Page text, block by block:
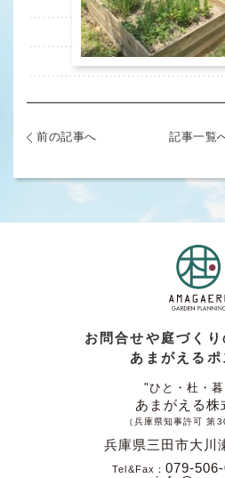
前の記事へ 記事一覧
お問合せや庭づくり
あまがえるポ
"ひと・杜・
あまがえる株
（兵庫県知事許可 第
兵庫県三田市大川
Tel&Fax 079-